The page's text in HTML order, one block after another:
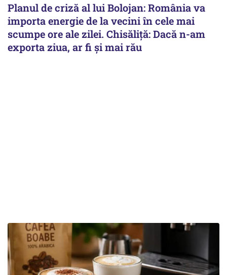
Planul de criză al lui Bolojan: România va
importa energie de la vecini în cele mai
scumpe ore ale zilei. Chisăliță: Dacă n-am
exporta ziua, ar fi și mai rău